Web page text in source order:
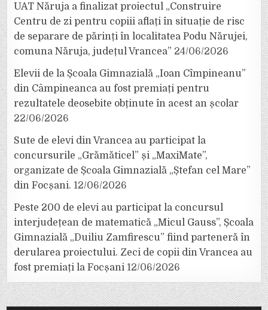
UAT Năruja a finalizat proiectul „Construire
Centru de zi pentru copiii aflați în situație de risc
de separare de părinți în localitatea Podu Nărujei,
comuna Năruja, județul Vrancea” 24/06/2026
Elevii de la Școala Gimnazială „Ioan Cîmpineanu”
din Câmpineanca au fost premiați pentru
rezultatele deosebite obținute în acest an școlar
22/06/2026
Sute de elevi din Vrancea au participat la
concursurile „Grămăticel” și „MaxiMate”,
organizate de Școala Gimnazială „Ștefan cel Mare”
din Focșani. 12/06/2026
Peste 200 de elevi au participat la concursul
interjudețean de matematică „Micul Gauss”, Școala
Gimnazială „Duiliu Zamfirescu” fiind parteneră în
derularea proiectului. Zeci de copii din Vrancea au
fost premiați la Focșani 12/06/2026